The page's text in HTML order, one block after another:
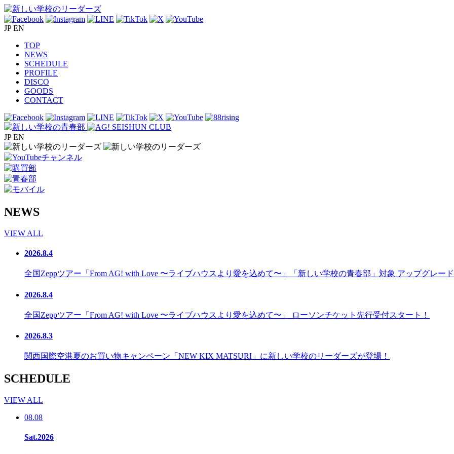
JP EN
TOP
NEWS
SCHEDULE
PROFILE
DISCO
GOODS
CONTACT
JP EN
NEWS
VIEW ALL
2026.8.4
全国Zeppツアー「From AG! with Love 〜ライブハウスより愛を込めて〜」「新しい学校の青春部」対象 アップグレード
2026.8.4
全国Zeppツアー「From AG! with Love 〜ライブハウスより愛を込めて〜」 ローソンチケット先行受付スタート！
2026.8.3
関西国際空港夏のお買い物キャンペーン「NEW KIX MATSURI」に新しい学校のリーダーズが登場！
SCHEDULE
VIEW ALL
08.08
Sat.2026